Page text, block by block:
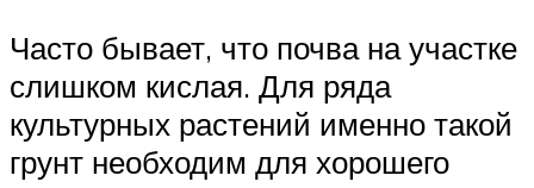
Часто бывает, что почва на участке
слишком кислая. Для ряда
культурных растений именно такой
грунт необходим для хорошего